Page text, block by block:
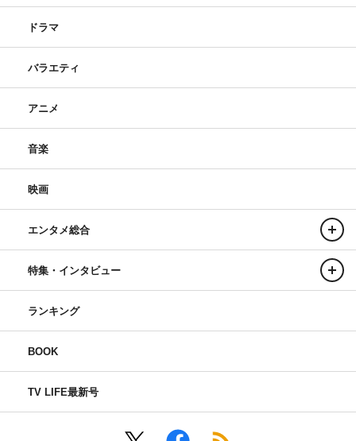
ドラマ
バラエティ
アニメ
音楽
映画
エンタメ総合
特集・インタビュー
ランキング
BOOK
TV LIFE最新号